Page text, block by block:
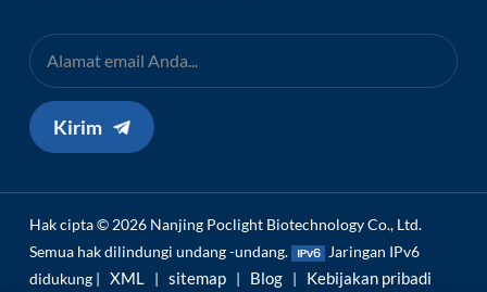
Kirim
Hak cipta © 2026 Nanjing Poclight Biotechnology Co., Ltd.
Semua hak dilindungi undang -undang.
Jaringan IPv6
didukung | XML | sitemap | Blog | Kebijakan pribadi